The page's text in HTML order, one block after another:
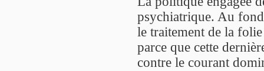
psychiatrique. Au
le traitement de la
parce que cette
contre le courant